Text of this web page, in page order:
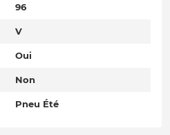
96
V
Oui
Non
Pneu Été